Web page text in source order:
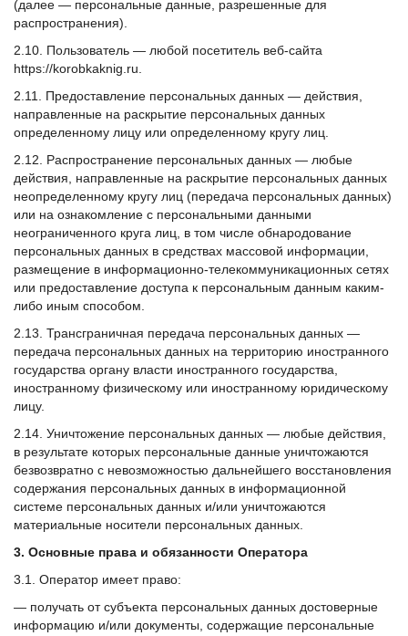
(далее — персональные данные, разрешенные для
распространения).
2.10. Пользователь — любой посетитель веб-сайта
https://korobkaknig.ru.
2.11. Предоставление персональных данных — действия,
направленные на раскрытие персональных данных
определенному лицу или определенному кругу лиц.
2.12. Распространение персональных данных — любые
действия, направленные на раскрытие персональных данных
неопределенному кругу лиц (передача персональных данных)
или на ознакомление с персональными данными
неограниченного круга лиц, в том числе обнародование
персональных данных в средствах массовой информации,
размещение в информационно-телекоммуникационных сетях
или предоставление доступа к персональным данным каким-
либо иным способом.
2.13. Трансграничная передача персональных данных —
передача персональных данных на территорию иностранного
государства органу власти иностранного государства,
иностранному физическому или иностранному юридическому
лицу.
2.14. Уничтожение персональных данных — любые действия,
в результате которых персональные данные уничтожаются
безвозвратно с невозможностью дальнейшего восстановления
содержания персональных данных в информационной
системе персональных данных и/или уничтожаются
материальные носители персональных данных.
3. Основные права и обязанности Оператора
3.1. Оператор имеет право:
— получать от субъекта персональных данных достоверные
информацию и/или документы, содержащие персональные